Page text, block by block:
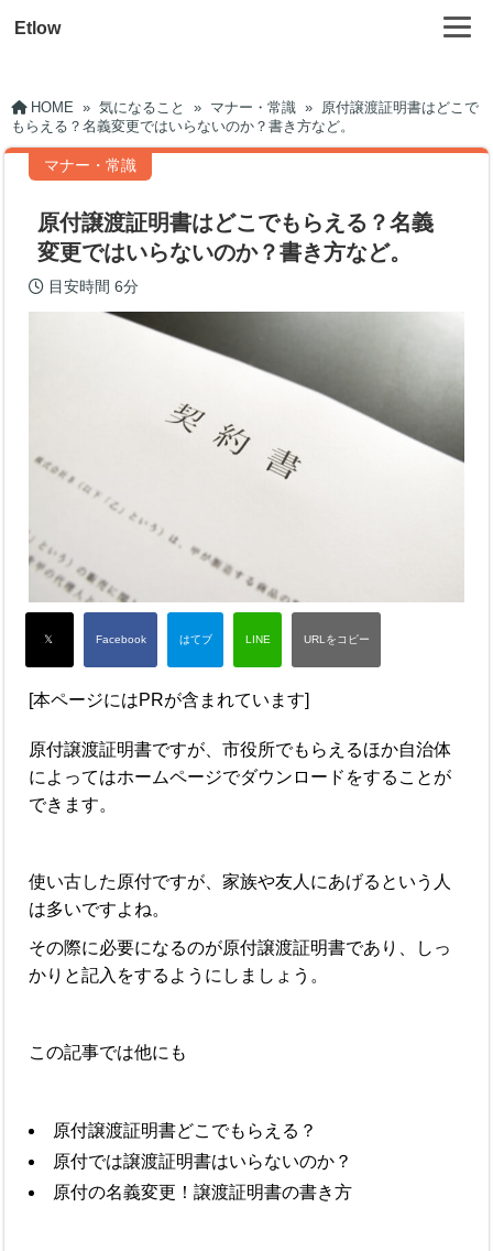
Etlow
HOME » 気になること » マナー・常識 » 原付譲渡証明書はどこで
もらえる？名義変更ではいらないのか？書き方など。
マナー・常識
原付譲渡証明書はどこでもらえる？名義
変更ではいらないのか？書き方など。
目安時間6分
[本ページにはPRが含まれています]
原付譲渡証明書ですが、市役所でもらえるほか自治体
によってはホームページでダウンロードをすることが
できます。
使い古した原付ですが、家族や友人にあげるという人
は多いですよね。
その際に必要になるのが原付譲渡証明書であり、しっ
かりと記入をするようにしましょう。
この記事では他にも
原付譲渡証明書どこでもらえる？
原付では譲渡証明書はいらないのか？
原付の名義変更！譲渡証明書の書き方